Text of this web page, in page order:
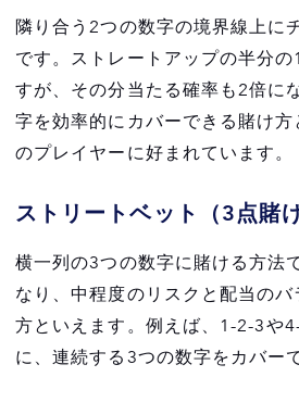
隣り合う2つの数字の境界線上に
です。ストレートアップの半分
すが、その分当たる確率も2倍に
字を効率的にカバーできる賭け
のプレイヤーに好まれています。
ストリートベット（3点賭
横一列の3つの数字に賭ける方法
なり、中程度のリスクと配当の
方といえます。例えば、1-2-3や
に、連続する3つの数字をカバー